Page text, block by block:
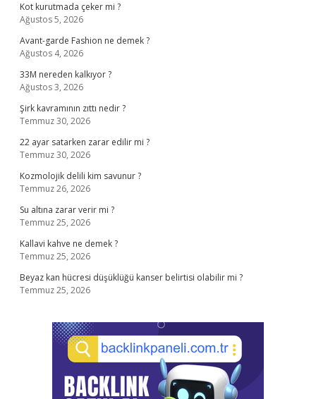
Kot kurutmada çeker mi ?
Ağustos 5, 2026
Avant-garde Fashion ne demek ?
Ağustos 4, 2026
33M nereden kalkıyor ?
Ağustos 3, 2026
Şirk kavramının zıttı nedir ?
Temmuz 30, 2026
22 ayar satarken zarar edilir mi ?
Temmuz 30, 2026
Kozmolojik delili kim savunur ?
Temmuz 26, 2026
Su altına zarar verir mi ?
Temmuz 25, 2026
Kallavi kahve ne demek ?
Temmuz 25, 2026
Beyaz kan hücresi düşüklüğü kanser belirtisi olabilir mi ?
Temmuz 25, 2026